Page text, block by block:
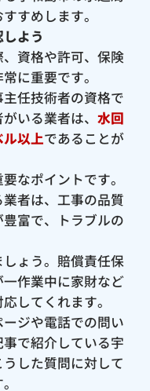
すめします。
よう
資格や許可、保険
に重要です。
任技術者の資格で
いる業者は、 水回
以上であることが
なポイントです。
者は、工事の品質
富で、トラブルの
ょう。賠償責任保
作業中に家財など
してくれます。
ジや電話での問い
で紹介している宇
した質問に対して